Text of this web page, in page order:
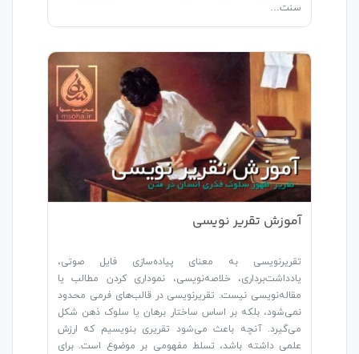
سنت…
آموزش تقریر نویسی
تقریرنویسی به معنای پیاده‌سازی فایل صوتی،
یادداشت‌برداری، خلاصه‌نویسی، نموداری کردن مطالب یا
مقاله‌نویسی نیست. تقریرنویسی در قالب‌های فرمی محدود
نمی‌شود، بلکه بر اساس ساختار برهان یا سلوک ذهن شکل
می‌گیرد. آنچه باعث می‌شود تقریری بنویسیم که ارزش
علمی داشته باشد، تسلط مفهومی بر موضوع است. برای